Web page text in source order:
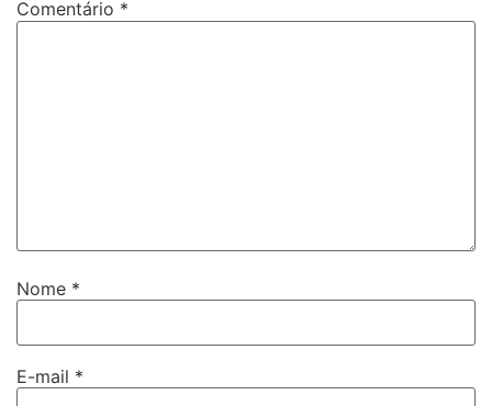
Comentário *
Nome *
E-mail *